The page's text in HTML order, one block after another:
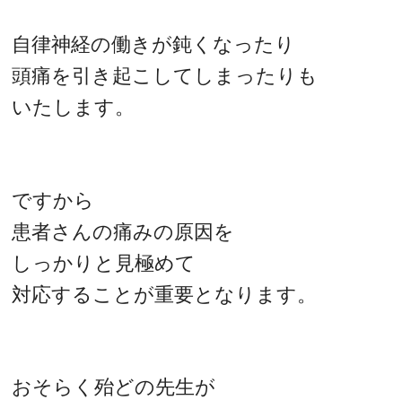
自律神経の働きが鈍くなったり
頭痛を引き起こしてしまったりも
いたします。
ですから
患者さんの痛みの原因を
しっかりと見極めて
対応することが重要となります。
おそらく殆どの先生が